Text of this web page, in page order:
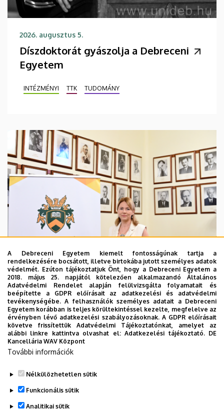
2026. augusztus 5.
Díszdoktorát gyászolja a Debreceni
Egyetem
INTÉZMÉNYI TTK TUDOMÁNY
2026. augusztus 5.
Hagyományőrzés és innováció a
Bölcsészettudományi Karon
BÖLCSÉSZETTUDOMÁNY
A Debreceni Egyetem kiemelt fontosságúnak tartja a
rendelkezésére bocsátott, illetve birtokába jutott személyes adatok
védelmét. Ezúton tájékoztatjuk Önt, hogy a Debreceni Egyetem a
2018. május 25. napjától kötelezően alkalmazandó Általános
Adatvédelmi Rendelet alapján felülvizsgálta folyamatait és
beépítette a GDPR előírásait az adatkezelési és adatvédelmi
tevékenységébe. A felhasználók személyes adatait a Debreceni
Egyetem korábban is teljes körültekintéssel kezelte, megfelelve az
érvényben lévő adatkezelési szabályozásoknak. A GDPR előírásait
követve frissítettük Adatvédelmi Tájékoztatónkat, amelyet az
alábbi linkre kattintva olvashat el:Adatkezelési tájékoztató. DE
Kancellária WAV Központ
További információk
Nélkülözhetetlen sütik
Funkcionális sütik
Analitikai sütik